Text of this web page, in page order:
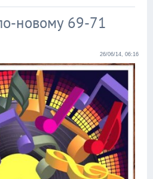
новому 69-71
26/06/14, 06:16